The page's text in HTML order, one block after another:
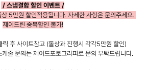
/ 스냅결합 할인 이벤트 /
5만원 할인적용됩니다. 자세한 사항은 문의주세요.
제이드린 중복할인 불가!
후 사이트참고 (돌상과 진행시 각각5만원 할인)
줄 문의는 제이드포토그라피로 문의 부탁드립니다.